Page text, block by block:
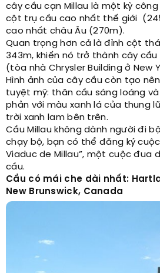
cây cầu cạn Millau là một kỳ
cột trụ cầu cao nhất thế giới
cao nhất châu Âu (270m).
Quan trọng hơn cả là đỉnh cột
343m, khiến nó trở thành cây
(tòa nhà Chrysler Building ở New
Hình ảnh của cây cầu còn tạo
tuyệt mỹ: thân cầu sáng loáng
phản với màu xanh lá của thung
trời xanh lam bên trên.
Cầu Millau không dành người đi
chạy bộ, bạn có thể đăng ký
Viaduc de Millau”, một cuộc đua
cầu.
Cầu có mái che dài nhất:
New Brunswick, Canada